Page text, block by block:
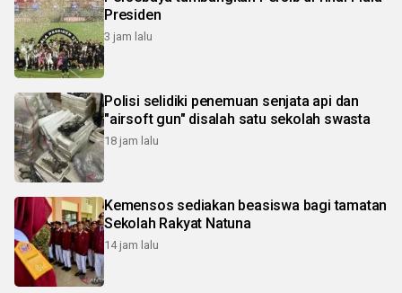
Presiden
3 jam lalu
Polisi selidiki penemuan senjata api dan
"airsoft gun" disalah satu sekolah swasta
18 jam lalu
Kemensos sediakan beasiswa bagi tamatan
Sekolah Rakyat Natuna
14 jam lalu